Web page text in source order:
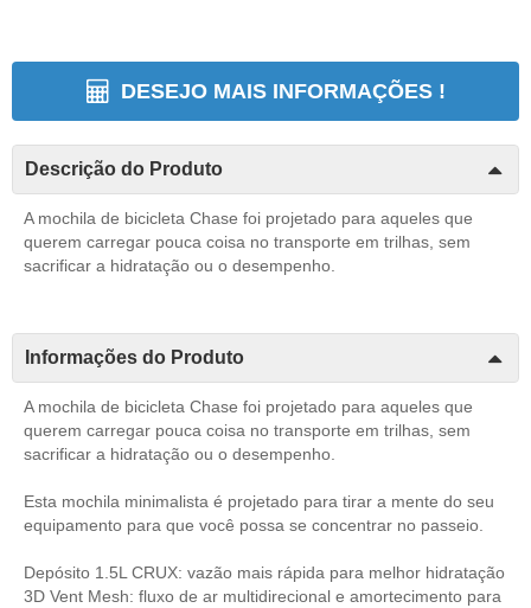
DESEJO MAIS INFORMAÇÕES !
Descrição do Produto
A mochila de bicicleta Chase foi projetado para aqueles que
querem carregar pouca coisa no transporte em trilhas, sem
sacrificar a hidratação ou o desempenho.
Informações do Produto
A mochila de bicicleta Chase foi projetado para aqueles que
querem carregar pouca coisa no transporte em trilhas, sem
sacrificar a hidratação ou o desempenho.
Esta mochila minimalista é projetado para tirar a mente do seu
equipamento para que você possa se concentrar no passeio.
Depósito 1.5L CRUX: vazão mais rápida para melhor hidratação
3D Vent Mesh: fluxo de ar multidirecional e amortecimento para